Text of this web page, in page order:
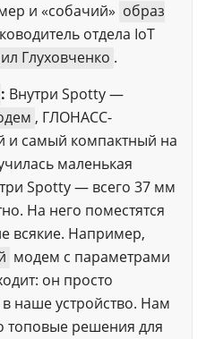
и «собачий» образ
отдела IoT
Глуховченко .
: Внутри Spotty —
, ГЛОНАСС-
самый компактный на
маленькая
Spotty — всего 37 мм
На него поместятся
всякие. Например,
модем с параметрами
он просто
в наше устройство. Нам
топовые решения для